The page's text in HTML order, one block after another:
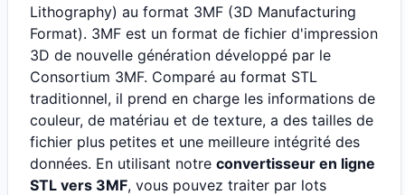
Lithography) au format 3MF (3D Manufacturing
Format). 3MF est un format de fichier d'impression
3D de nouvelle génération développé par le
Consortium 3MF. Comparé au format STL
traditionnel, il prend en charge les informations de
couleur, de matériau et de texture, a des tailles de
fichier plus petites et une meilleure intégrité des
données. En utilisant notre convertisseur en ligne
STL vers 3MF, vous pouvez traiter par lots